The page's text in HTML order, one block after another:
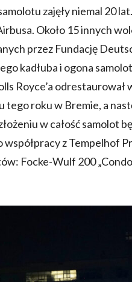
zajęły niemal 20
Około 15 innych
przez Fundację
kadłuba i ogona
Royce’a odrestaurował
tego roku w Bremie, a
w całość samolot
z Tempelhof
Focke-Wulf 200